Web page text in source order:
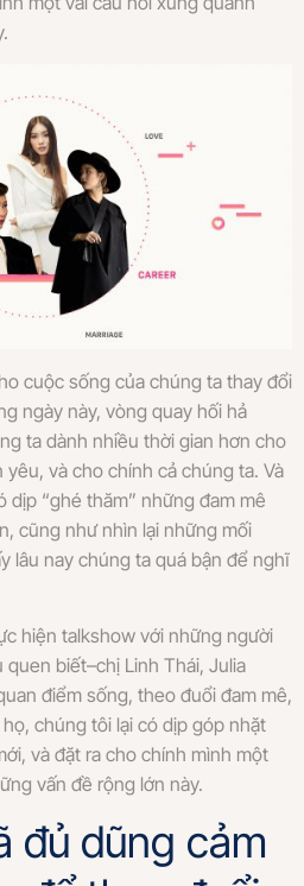
cuộc sống của chúng ta thay đổi
ngày này, vòng quay hối hả
ta dành nhiều thời gian hơn cho
và cho chính cả chúng ta. Và
dịp “ghé thăm” những đam mê
cũng như nhìn lại những mối
lâu nay chúng ta quá bận để nghĩ
hiện talkshow với những người
biết–chị Linh Thái, Julia
điểm sống, theo đuổi đam mê,
chúng tôi lại có dịp góp nhặt
và đặt ra cho chính mình một
vấn đề rộng lớn này.
đủ dũng cảm